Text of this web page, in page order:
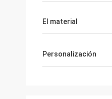
El material
Personalización